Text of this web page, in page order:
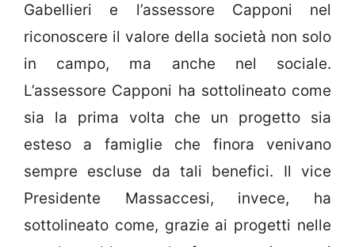
Gabellieri e l’assessore Capponi nel
riconoscere il valore della società non solo
in campo, ma anche nel sociale.
L’assessore Capponi ha sottolineato come
sia la prima volta che un progetto sia
esteso a famiglie che finora venivano
sempre escluse da tali benefici. Il vice
Presidente Massaccesi, invece, ha
sottolineato come, grazie ai progetti nelle